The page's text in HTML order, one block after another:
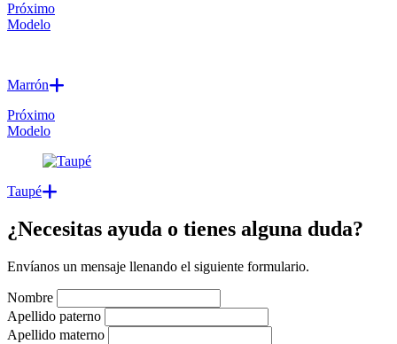
Próximo
Modelo
Marrón
Próximo
Modelo
Taupé
¿Necesitas ayuda o tienes alguna duda?
Envíanos un mensaje llenando el siguiente formulario.
Nombre
Apellido paterno
Apellido materno